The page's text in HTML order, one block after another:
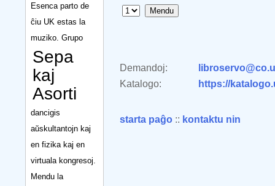
Esenca parto de
ĉiu UK estas la
muziko. Grupo
Sepa
kaj
Asorti
dancigis
aŭskultantojn kaj
en fizika kaj en
virtuala kongresoj.
Mendu la
Demandoj:
Katalogo:
https://
starta paĝo :: kontaktu nin